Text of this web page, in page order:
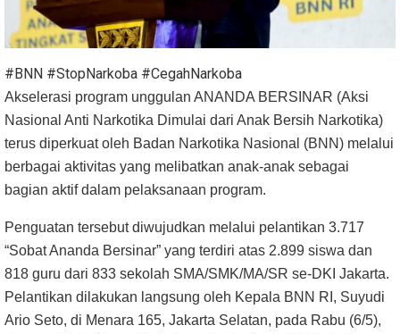
#BNN #StopNarkoba #CegahNarkoba
Akselerasi program unggulan ANANDA BERSINAR (Aksi
Nasional Anti Narkotika Dimulai dari Anak Bersih Narkotika)
terus diperkuat oleh Badan Narkotika Nasional (BNN) melalui
berbagai aktivitas yang melibatkan anak-anak sebagai
bagian aktif dalam pelaksanaan program.
Penguatan tersebut diwujudkan melalui pelantikan 3.717
“Sobat Ananda Bersinar” yang terdiri atas 2.899 siswa dan
818 guru dari 833 sekolah SMA/SMK/MA/SR se-DKI Jakarta.
Pelantikan dilakukan langsung oleh Kepala BNN RI, Suyudi
Ario Seto, di Menara 165, Jakarta Selatan, pada Rabu (6/5),